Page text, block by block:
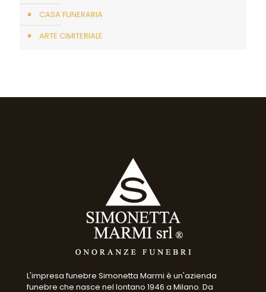
CASA FUNERARIA
ARTE CIMITERIALE
L'impresa funebre Simonetta Marmi è un'azienda
funebre che nasce nel lontano 1946 a Milano. Da